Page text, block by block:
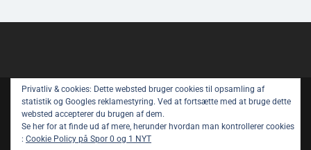
Copyright © All rights reserved.
Spor 1 Nyt – Youtube
Privatlivspolitik
Om Spor 1 NYT
Privatliv & cookies: Dette websted bruger cookies til opsamling af
statistik og Googles reklamestyring. Ved at fortsætte med at bruge dette
websted accepterer du brugen af ​​dem.
Se her for at finde ud af mere, herunder hvordan man kontrollerer cookies
: Cookie Policy på Spor 0 og 1 NYT